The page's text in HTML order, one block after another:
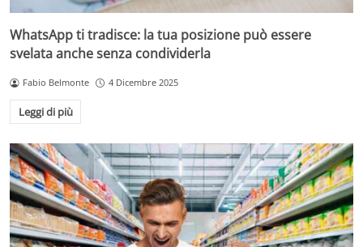
WhatsApp ti tradisce: la tua posizione può essere
svelata anche senza condividerla
Fabio Belmonte 4 Dicembre 2025
Leggi di più